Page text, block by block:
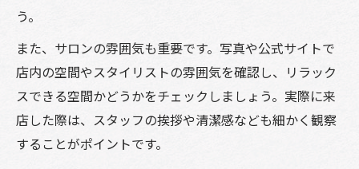
堺市の美容室で似合うスタイルを見つける
美容室で自分らしさを引き出すコツを紹介
おしゃれヘアサロンの空間作りをチェック
人気上昇中の美容室が持つ注目ポイント
堺市で注目の美容室のサービス内容解説
う。
また、サロンの雰囲気も重要です。写真や公式サイトで
店内の空間やスタイリストの雰囲気を確認し、リラック
スできる空間かどうかをチェックしましょう。実際に来
店した際は、スタッフの挨拶や清潔感なども細かく観察
することがポイントです。